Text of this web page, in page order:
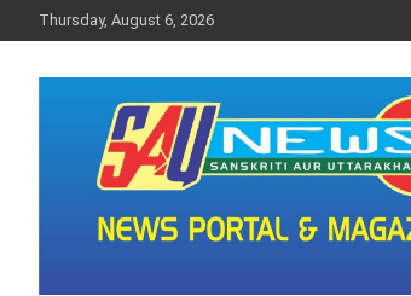
to
Thursday, August 6, 2026